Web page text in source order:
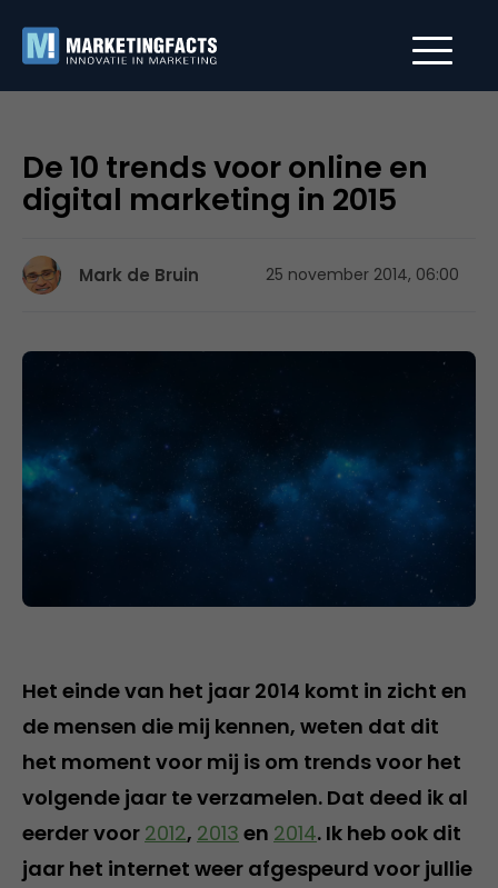
De 10 trends voor online en
digital marketing in 2015
Mark de Bruin 25 november 2014, 06:00
Het einde van het jaar 2014 komt in zicht en
de mensen die mij kennen, weten dat dit
het moment voor mij is om trends voor het
volgende jaar te verzamelen. Dat deed ik al
eerder voor 2012, 2013 en 2014. Ik heb ook dit
jaar het internet weer afgespeurd voor jullie